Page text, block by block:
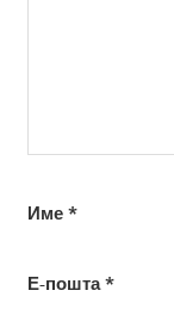
Име *
Е-пошта*